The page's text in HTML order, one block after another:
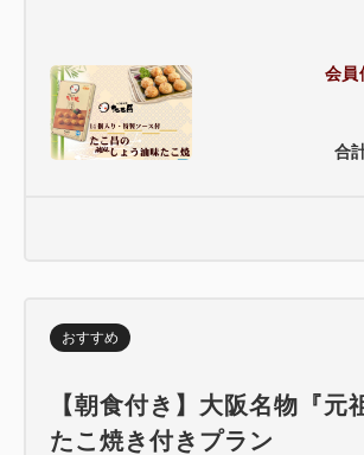
会員
合
おすすめ
【朝食付き】大阪名物『元
たこ焼き付きプラン